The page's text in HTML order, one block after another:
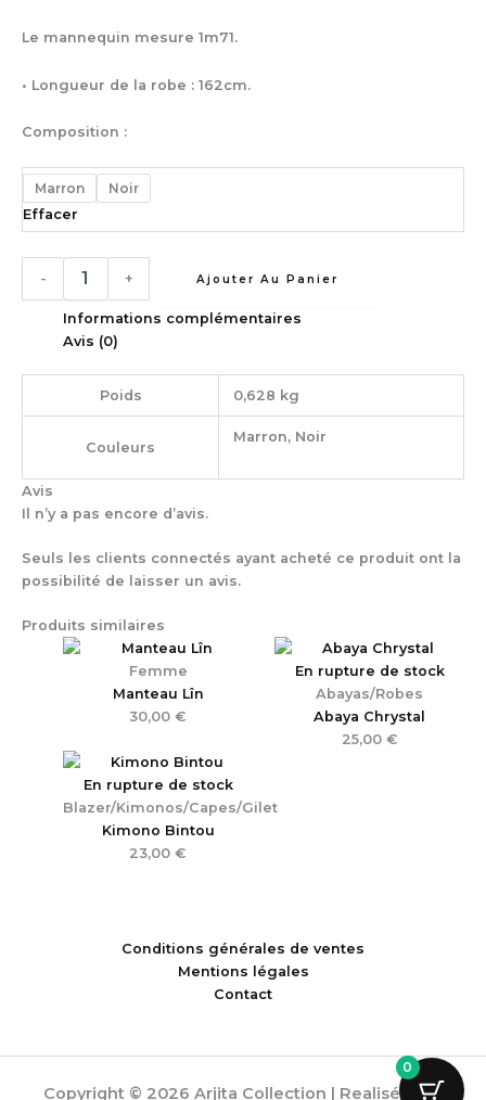
Le mannequin mesure 1m71.
• Longueur de la robe : 162cm.
Composition :
Marron
Noir
Effacer
- + Ajouter Au Panier
Informations complémentaires
Avis (0)
Poids 0,628 kg
Couleurs
Marron, Noir
Avis
Il n’y a pas encore d’avis.
Seuls les clients connectés ayant acheté ce produit ont la
possibilité de laisser un avis.
Produits similaires
Femme
Manteau Lîn
30,00€
En rupture de stock
Abayas/Robes
Abaya Chrystal
25,00 €
En rupture de stock
Blazer/Kimonos/Capes/Gilet
Kimono Bintou
23,00€
Conditions générales de ventes
Mentions légales
Contact
Copyright © 2026 Arjita Collection | Realisée par
0